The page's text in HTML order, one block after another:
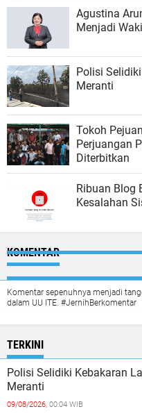
Agustina
Menjadi
Polisi
Meranti
Tokoh
Perjuangan
Diterbitkan
Ribuan Blog
Kesalahan
KOMENTAR
Komentar sepenuhnya menjadi
dalam UU ITE. #JernihBerkomentar
TERKINI
Polisi Selidiki Kebakaran
Meranti
09/08/2026, 00:04 WIB